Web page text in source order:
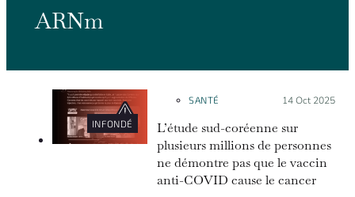
ARNm
INFONDÉ
SANTÉ Posté le :
14 Oct 2025
L’étude sud-coréenne sur
plusieurs millions de personnes
ne démontre pas que le vaccin
anti-COVID cause le cancer